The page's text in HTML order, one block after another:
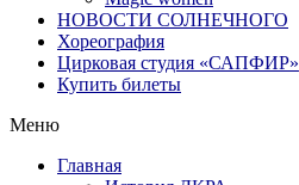
НОВОСТИ СОЛНЕЧНОГО
Хореография
Цирковая студия «САПФИР»
Купить билеты
Меню
Главная